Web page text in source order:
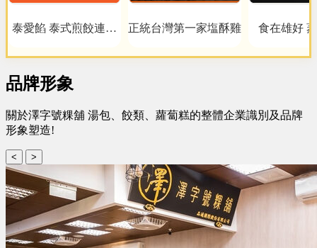
泰愛餡 泰式煎餃連鎖
正統台灣第一家塩酥雞 食在雄好
品牌形象
關於澤字號粿舖 湯包、餃類、蘿蔔糕的整體企業識別及品牌
形象塑造!
< >